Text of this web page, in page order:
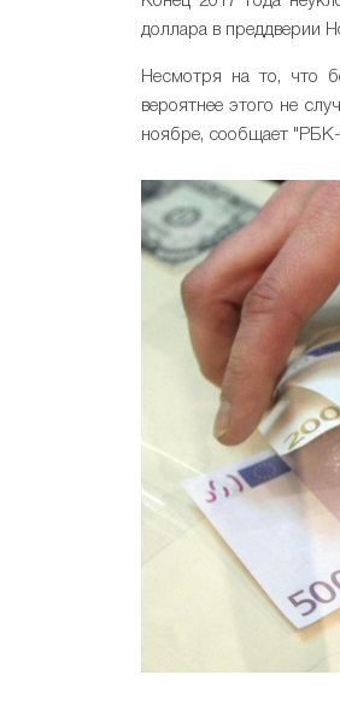
доллара в преддверии
Несмотря на то, что
вероятнее этого не
ноябре, сообщает